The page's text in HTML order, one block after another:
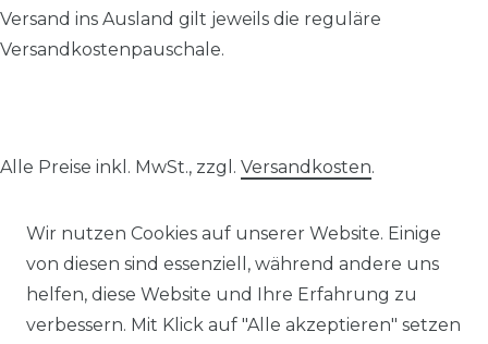
Wir nutzen Cookies auf unserer Website. Einige
von diesen sind essenziell, während andere uns
helfen, diese Website und Ihre Erfahrung zu
verbessern. Mit Klick auf "Alle akzeptieren" setzen
Versand ins Ausland gilt jeweils die reguläre
Versandkostenpauschale.
Alle Preise inkl. MwSt., zzgl. Versandkosten.